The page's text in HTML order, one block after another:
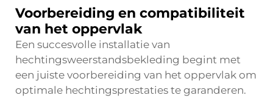
Voorbereiding en compatibiliteit
van het oppervlak
Een succesvolle installatie van
hechtingsweerstandsbekleding begint met
een juiste voorbereiding van het oppervlak om
optimale hechtingsprestaties te garanderen.